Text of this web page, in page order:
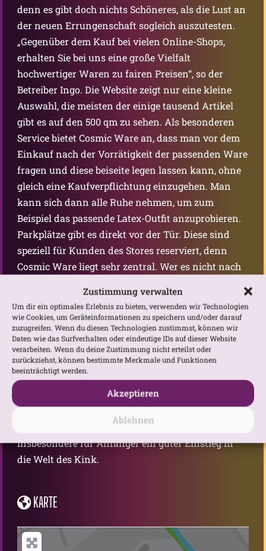
Zustimmung verwalten
Um dir ein optimales Erlebnis zu bieten, verwenden wir Technologien
wie Cookies, um Geräteinformationen zu speichern und/oder darauf
zuzugreifen. Wenn du diesen Technologien zustimmst, können wir
Daten wie das Surfverhalten oder eindeutige IDs auf dieser Website
verarbeiten. Wenn du deine Zustimmung nicht erteilst oder
zurückziehst, können bestimmte Merkmale und Funktionen
beeinträchtigt werden.
Akzeptieren
Ablehnen
denn es gibt doch nichts Schöneres, als die Lust an
der neuen Errungenschaft sogleich auszutesten.
„Gegenüber dem Kauf bei vielen Online-Shops,
erhalten Sie bei uns eine große Vielfalt
hochwertiger Waren zu fairen Preisen“, so der
Betreiber Ingo. Die Website zeigt nur eine kleine
Auswahl, die meisten der einige tausend Artikel
gibt es auf den 500 qm zu sehen. Als besonderen
Service bietet Cosmic Ware an, dass man vor dem
Einkauf nach der Vorrätigkeit der passenden Ware
fragen und diese beiseite legen lassen kann, ohne
gleich eine Kaufverpflichtung einzugehen. Man
kann sich dann alle Ruhe nehmen, um zum
Beispiel das passende Latex-Outfit anzuprobieren.
Parkplätze gibt es direkt vor der Tür. Diese sind
speziell für Kunden des Stores reserviert, denn
Cosmic Ware liegt sehr zentral. Wer es nicht nach
Hier gibt es alles rund um Peitschen, BDSM-
Sextoys, Latex-Fashion, Erotik-Fashion, Leder,
Bondage-Artikel, Lack für die Party und Gothic-
Kleidung. Übersichtliche Größentabellen sind auf
der Website abrufbar, so dass man zu den
unterschiedlichen Materialien, gleich die passende
Größe parat hat. Ein paar Tipps und Tricks, wie
man das Material pflegt oder ein Korsett am besten
trägt, gibt es auch. Somit ist die Website
insbesondere für Anfänger ein guter Einstieg in
die Welt des Kink.
KARTE